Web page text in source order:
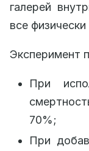
галерей
все
Эксперимент
При
70%;
При